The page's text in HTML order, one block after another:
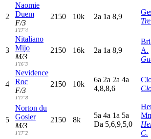
2
Naomie
Duem
F/3
1'17"4
2150 10k 2a 1a 8,9
3
Nitaliano
Mijo
M/3
1'16"3
2150 16k 2a 1a 8,9
A.
4
Nevidence
Roc
F/3
1'17"8
2150 10k
6a 2a 2a 4a
4,8,8,6
5
Norton du
Gosier
M/3
1'17"2
2150 8k
5a 4a 1a 5a
Da 5,6,9,5,0
C.